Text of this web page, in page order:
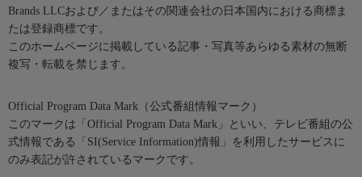
Brands LLCおよび／またはその関連会社の日本国内における商標ま
たは登録商標です。
このホームページに掲載している記事・写真等あらゆる素材の無断
複写・転載を禁じます。
Official Program Data Mark（公式番組情報マーク）
このマークは「Official Program Data Mark」といい、テレビ番組の公
式情報である「SI(Service Information)情報」を利用したサービスに
のみ表記が許されているマークです。